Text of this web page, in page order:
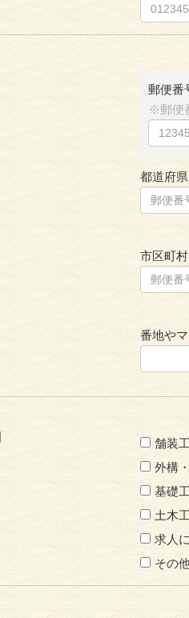
郵便番
※郵便
都道府県
市区町村
番地や
舗装
外構
基礎
土木
求人
その